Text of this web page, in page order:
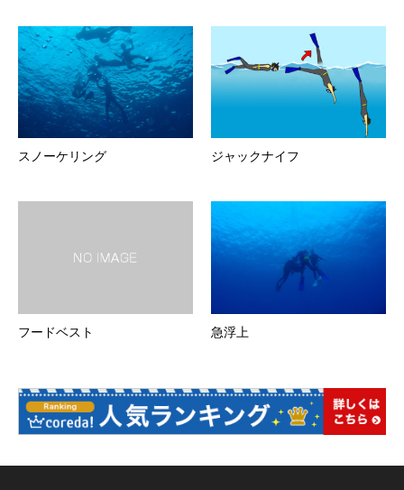
スノーケリング ジャックナイフ
フードベスト 急浮上